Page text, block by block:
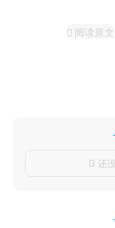
 阅读原文
 还